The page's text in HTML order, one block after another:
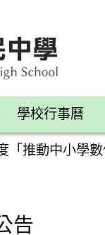
學校行事曆
「推動中小學
告